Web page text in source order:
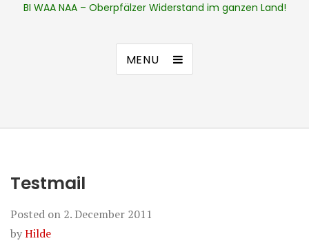
BI WAA NAA – Oberpfälzer Widerstand im ganzen Land!
MENU
Testmail
Posted on 2. December 2011
byHilde